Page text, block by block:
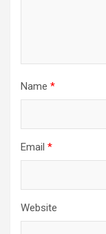
Name *
Email *
Website